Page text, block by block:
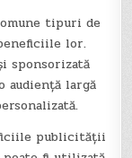
tipuri de
lor.
sponsorizată
audiență largă
publicității